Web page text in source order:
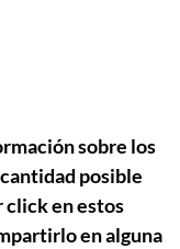
sobre los
posible
click en estos
en alguna